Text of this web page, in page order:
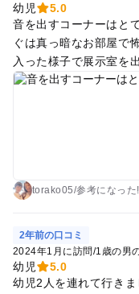
幼児
5.0
音を出すコーナーはと
ぐは真っ暗なお部屋で
入った様子で展示室を
もして満足そうでした
torako05/参考に なった!
2年前の口コミ
2024年1月に訪問/1歳の男
幼児
5.0
幼児2人を連れて行き